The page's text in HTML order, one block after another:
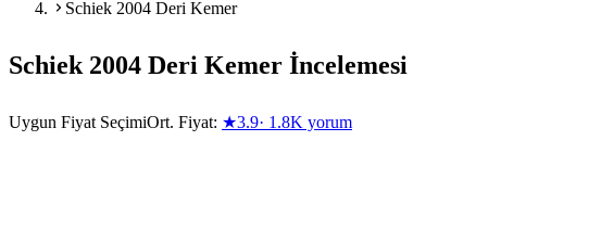
Schiek 2004 Deri Kemer
Schiek 2004 Deri Kemer İncelemesi
Uygun Fiyat SeçimiOrt. Fiyat: ★3.9· 1.8K yorum